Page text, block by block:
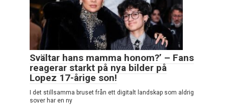
Svältar hans mamma honom?’ – Fans
reagerar starkt på nya bilder på
Lopez 17-årige son!
I det stillsamma bruset från ett digitalt landskap som aldrig
sover har en ny